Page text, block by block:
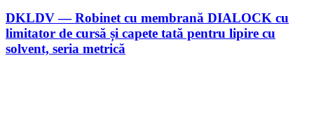
DKLDV — Robinet cu membrană DIALOCK cu
limitator de cursă și capete tată pentru lipire cu
solvent, seria metrică